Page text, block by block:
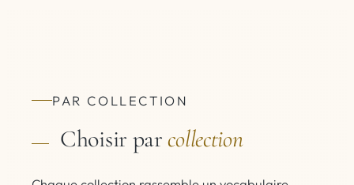
PAR COLLECTION
Choisir parcollection